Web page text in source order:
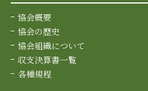
協会概要
協会の歴史
協会組織について
収支決算書一覧
各種規程